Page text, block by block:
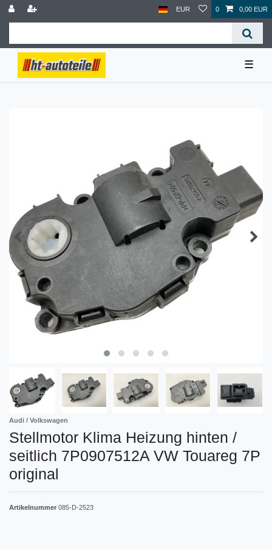
EUR 0 0,00 EUR
☰
Audi / Volkswagen
Stellmotor Klima Heizung hinten /
seitlich 7P0907512A VW Touareg 7P
original
Artikelnummer 085-D-2523